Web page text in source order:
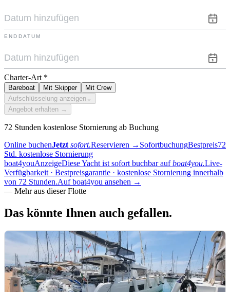
ENDDATUM
Charter-Art *
Bareboat Mit Skipper
Mit Crew
Aufschlüsselung anzeigen ⌄
Angebot erhalten →
72 Stunden kostenlose Stornierung ab Buchung
Online buchenJetzt sofort.Reservieren → SofortbuchungBestpreis72
Std. kostenlose Stornierung
boat4youAnzeigeDiese Yacht ist sofort buchbar auf boat4you.Live-
Verfügbarkeit · Bestpreisgarantie · kostenlose Stornierung innerhalb
von 72 Stunden.Auf boat4you ansehen →
— Mehr aus dieser Flotte
Das könnte Ihnen auch gefallen.